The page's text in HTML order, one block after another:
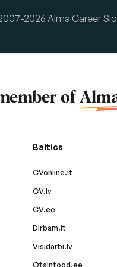
2026 Alma Career
of
Baltics
CVonline.lt
CV.lv
CV.ee
Dirbam.lt
Visidarbi.lv
Otsintood.ee